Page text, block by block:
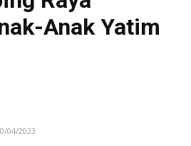
Anak Yatim
04/2023